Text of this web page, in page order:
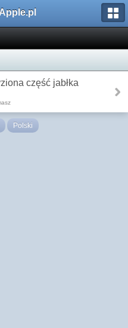
część jabłka
Polski